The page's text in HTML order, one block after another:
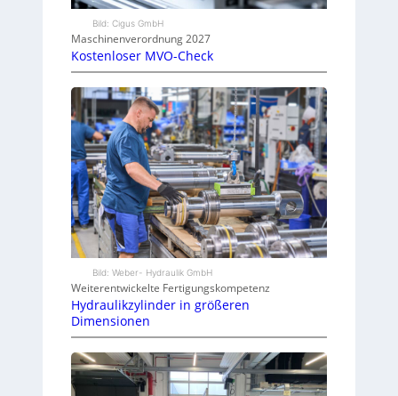
Bild: Cigus GmbH
Maschinenverordnung 2027
Kostenloser MVO-Check
Bild: Weber- Hydraulik GmbH
Weiterentwickelte Fertigungskompetenz
Hydraulikzylinder in größeren
Dimensionen